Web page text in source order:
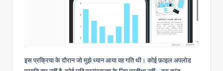
इस प्रक्रिया के दौरान जो मुझे ध्यान आया वह गति थी। कोई फ़ाइल अपलोड